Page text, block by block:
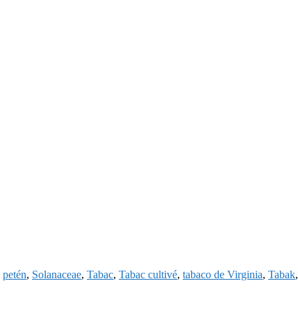
petén, Solanaceae, Tabac, Tabac cultivé, tabaco de Virginia, Tabak,